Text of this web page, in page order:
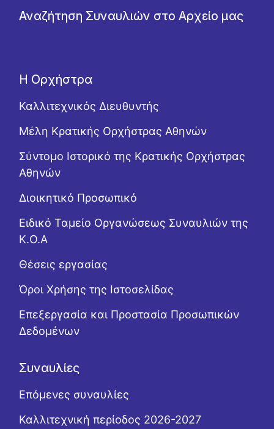
Αναζήτηση Συναυλιών στο Αρχείο μας
Η Ορχήστρα
Καλλιτεχνικός Διευθυντής
Μέλη Κρατικής Ορχήστρας Αθηνών
Σύντομο Ιστορικό της Κρατικής Ορχήστρας
Αθηνών
Διοικητικό Προσωπικό
Ειδικό Ταμείο Οργανώσεως Συναυλιών της
Κ.Ο.Α
Θέσεις εργασίας
Όροι Χρήσης της Ιστοσελίδας
Επεξεργασία και Προστασία Προσωπικών
Δεδομένων
Συναυλίες
Επόμενες συναυλίες
Καλλιτεχνική περίοδος 2026-2027